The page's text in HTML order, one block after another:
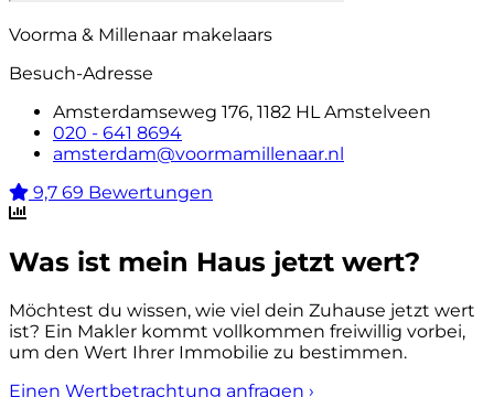
Voorma & Millenaar makelaars
Besuch-Adresse
Amsterdamseweg 176, 1182 HL Amstelveen
020 - 641 8694
amsterdam@voormamillenaar.nl
9,7 69 Bewertungen
Was ist mein Haus jetzt wert?
Möchtest du wissen, wie viel dein Zuhause jetzt wert
ist? Ein Makler kommt vollkommen freiwillig vorbei,
um den Wert Ihrer Immobilie zu bestimmen.
Einen Wertbetrachtung anfragen ›